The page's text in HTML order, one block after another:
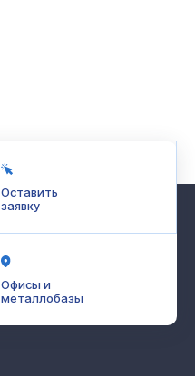
Оставить
заявку
Офисы и
металлобазы